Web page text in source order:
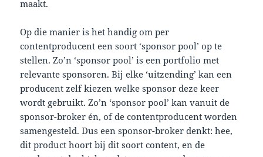
maakt.
Op die manier is het handig om per
contentproducent een soort ‘sponsor pool’ op te
stellen. Zo’n ‘sponsor pool’ is een portfolio met
relevante sponsoren. Bij elke ‘uitzending’ kan een
producent zelf kiezen welke sponsor deze keer
wordt gebruikt. Zo’n ‘sponsor pool’ kan vanuit de
sponsor-broker én, of de contentproducent worden
samengesteld. Dus een sponsor-broker denkt: hee,
dit product hoort bij dit soort content, en de